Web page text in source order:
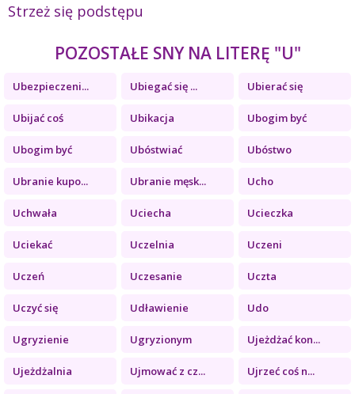
Strzeż się podstępu
POZOSTAŁE SNY NA LITERĘ "U"
Ubezpieczeni... Ubiegać się ... Ubierać się
Ubijać coś Ubikacja Ubogim być
Ubogim być Ubóstwiać Ubóstwo
Ubranie kupo... Ubranie męsk... Ucho
Uchwała Uciecha Ucieczka
Uciekać Uczelnia Uczeni
Uczeń Uczesanie Uczta
Uczyć się Udławienie Udo
Ugryzienie Ugryzionym Ujeżdżać kon...
Ujeżdżalnia Ujmować z cz... Ujrzeć coś n...